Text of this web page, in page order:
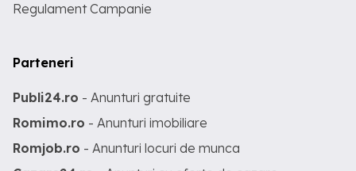
Regulament Campanie
Parteneri
Publi24.ro - Anunturi gratuite
Romimo.ro - Anunturi imobiliare
Romjob.ro - Anunturi locuri de munca